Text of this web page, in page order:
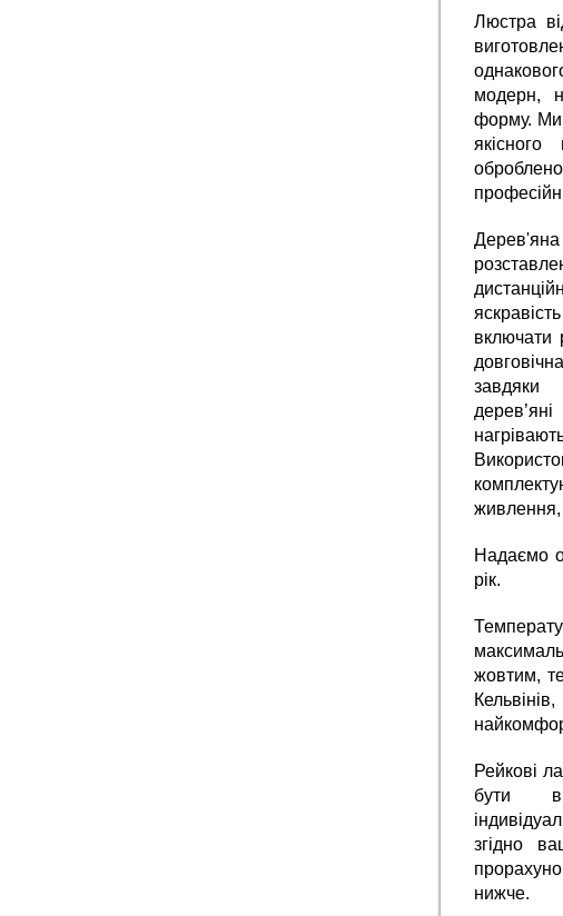
Люстра
модерн,
форму. Ми
якісного
включати
завдяки
живлення,
Надаємо
рік.
жовтим,
Рейкові
бути
згідно
нижче.